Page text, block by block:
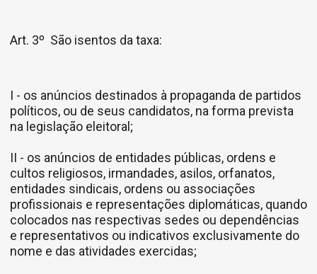
Art. 3º São isentos da taxa:
I - os anúncios destinados à propaganda de partidos
políticos, ou de seus candidatos, na forma prevista
na legislação eleitoral;
II - os anúncios de entidades públicas, ordens e
cultos religiosos, irmandades, asilos, orfanatos,
entidades sindicais, ordens ou associações
profissionais e representações diplomáticas, quando
colocados nas respectivas sedes ou dependências
e representativos ou indicativos exclusivamente do
nome e das atividades exercidas;